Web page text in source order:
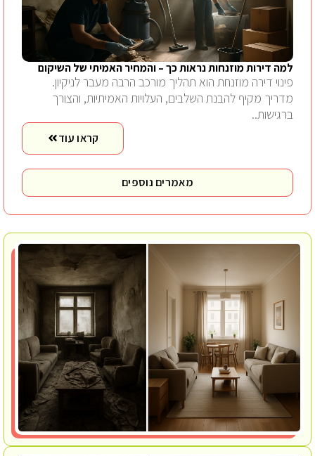
למה דירות מוזנחות נראות כך – והמחיר האמיתי של השיקום
פינוי דירה מוזנחת הוא תהליך מורכב הרבה מעבר לניקיון.
מדריך מקיף להבנת השלבים, העלויות האמיתיות, והצורך
ברגישות..
קראו עוד
מאמרים נוספים